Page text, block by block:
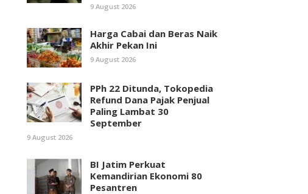
9 August 2026
Harga Cabai dan Beras Naik
Akhir Pekan Ini
9 August 2026
PPh 22 Ditunda, Tokopedia
Refund Dana Pajak Penjual
Paling Lambat 30
September
9 August 2026
BI Jatim Perkuat
Kemandirian Ekonomi 80
Pesantren